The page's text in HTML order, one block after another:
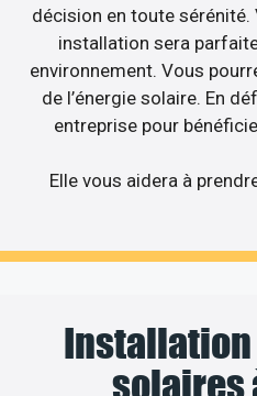
décision en toute
installation sera
environnement. Vous
de l’énergie solaire. En
entreprise pour
Elle vous aidera à
Installation
solaires